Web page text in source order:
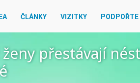
ČLÁNKY VIZITKY PODPOŘTE
přestávají